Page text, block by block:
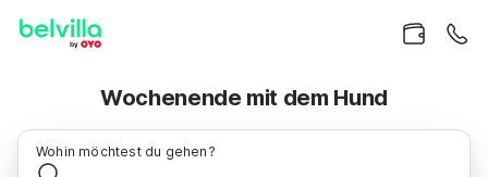
Wochenende mit dem Hund
Wohin möchtest du gehen?